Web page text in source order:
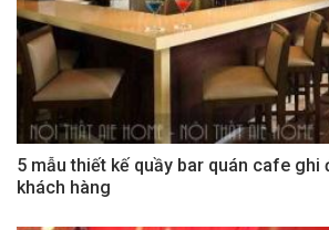
5 mẫu thiết kế quầy bar quán cafe
khách hàng